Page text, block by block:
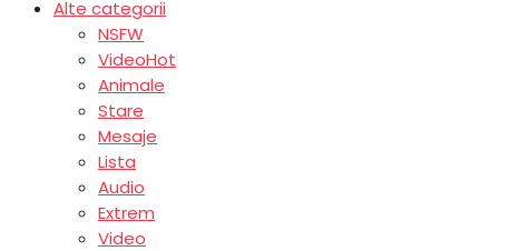
Alte categorii
NSFW
VideoHot
Animale
Stare
Mesaje
Lista
Audio
Extrem
Video